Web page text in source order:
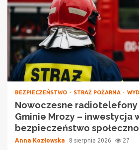
BEZPIECZEŃSTWO STRAŻ POŻARNA
Nowoczesne radiotelefony
Gminie Mrozy – inwestycja
bezpieczeństwo
Anna Kozłowska 8 sierpnia 2026 27